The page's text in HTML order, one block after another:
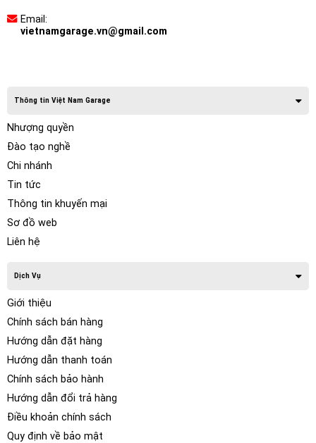
Email:
vietnamgarage.vn@gmail.com
Thông tin Việt Nam Garage
Nhượng quyền
Đào tạo nghề
Chi nhánh
Tin tức
Thông tin khuyến mại
Sơ đồ web
Liên hệ
Dịch Vụ
Giới thiệu
Chính sách bán hàng
Hướng dẫn đặt hàng
Hướng dẫn thanh toán
Chính sách bảo hành
Hướng dẫn đổi trả hàng
Điều khoản chính sách
Quy định về bảo mật